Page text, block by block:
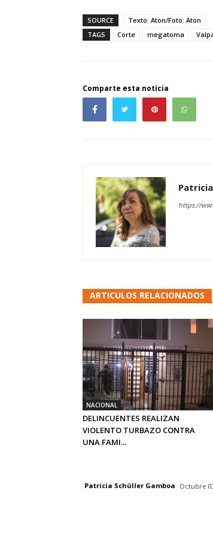
SOURCE
Texto: Aton/Foto: Aton
TAGS
Corte megatoma
Comparte esta noticia
https://
ARTICULOS RELACIONADOS
NACIONAL
DELINCUENTES REALIZAN
VIOLENTO TURBAZO CONTRA
UNA FAMI...
Patricia Schüller Gamboa Octubre